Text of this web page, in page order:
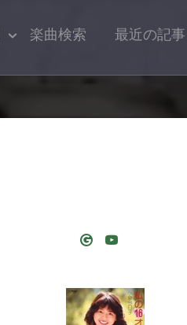
楽曲検索 最近の記事